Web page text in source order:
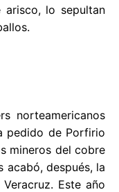
arisco, lo sepultan
norteamericanos
pedido de Porfirio
mineros del cobre
acabó, después, la
Este año